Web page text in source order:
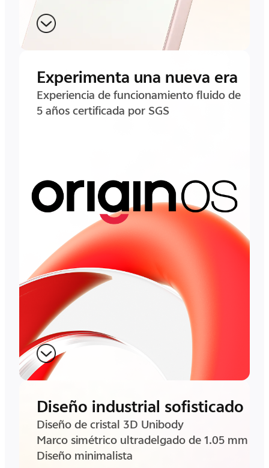
Experimenta una nueva era
Experiencia de funcionamiento fluido de
5 años certificada por SGS
Diseño industrial sofisticado
Diseño de cristal 3D Unibody
Marco simétrico ultradelgado de 1.05 mm
Diseño minimalista